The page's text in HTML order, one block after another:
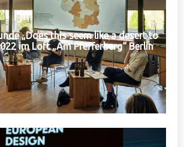
„Does this seem like a desert to
im Loft „Am Pfefferberg“ Berlin